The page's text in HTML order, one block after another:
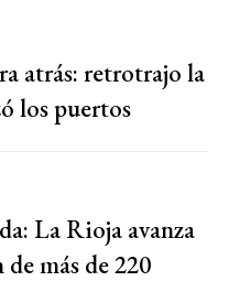
atrás: retrotrajo la
los puertos
La Rioja avanza
más de 220